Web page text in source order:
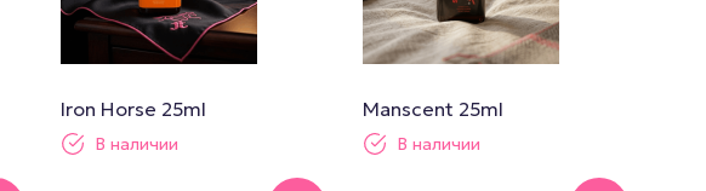
Iron Horse 25ml
В наличии
Manscent 25ml
В наличии